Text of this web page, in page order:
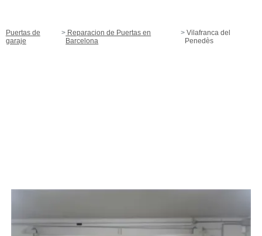
Puertas de
garaje
Reparacion de Puertas en
Barcelona
Vilafranca del
Penedès